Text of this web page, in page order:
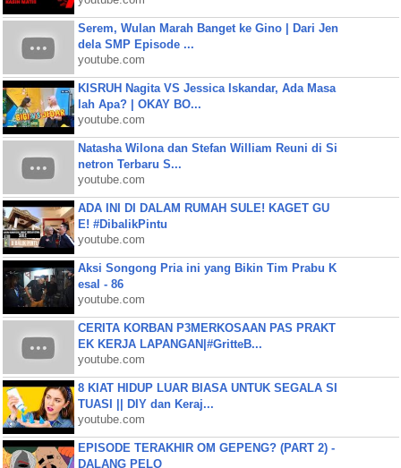
Serem, Wulan Marah Banget ke Gino | Dari Jen
dela SMP Episode ...
youtube.com
KISRUH Nagita VS Jessica Iskandar, Ada Masa
lah Apa? | OKAY BO...
youtube.com
Natasha Wilona dan Stefan William Reuni di Si
netron Terbaru S...
youtube.com
ADA INI DI DALAM RUMAH SULE! KAGET GU
E! #DibalikPintu
youtube.com
Aksi Songong Pria ini yang Bikin Tim Prabu K
esal - 86
youtube.com
CERITA KORBAN P3MERKOSAAN PAS PRAKT
EK KERJA LAPANGAN|#GritteB...
youtube.com
8 KIAT HIDUP LUAR BIASA UNTUK SEGALA SI
TUASI || DIY dan Keraj...
youtube.com
EPISODE TERAKHIR OM GEPENG? (PART 2) -
DALANG PELO